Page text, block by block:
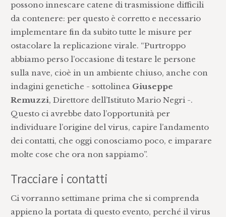
possono innescare catene di trasmissione difficili
da contenere: per questo è corretto e necessario
implementare fin da subito tutte le misure per
ostacolare la replicazione virale. “Purtroppo
abbiamo perso l’occasione di testare le persone
sulla nave, cioè in un ambiente chiuso, anche con
indagini genetiche - sottolinea Giuseppe
Remuzzi, Direttore dell’Istituto Mario Negri -.
Questo ci avrebbe dato l’opportunità per
individuare l’origine del virus, capire l’andamento
dei contatti, che oggi conosciamo poco, e imparare
molte cose che ora non sappiamo”.
Tracciare i contatti
Ci vorranno settimane prima che si comprenda
appieno la portata di questo evento, perché il virus